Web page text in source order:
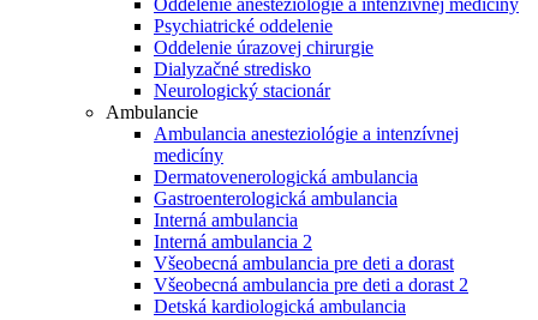
Oddelenie anestéziológie a intenzívnej medicíny
Psychiatrické oddelenie
Oddelenie úrazovej chirurgie
Dialyzačné stredisko
Neurologický stacionár
Ambulancie
Ambulancia anesteziológie a intenzívnej
medicíny
Dermatovenerologická ambulancia
Gastroenterologická ambulancia
Interná ambulancia
Interná ambulancia 2
Všeobecná ambulancia pre deti a dorast
Všeobecná ambulancia pre deti a dorast 2
Detská kardiologická ambulancia